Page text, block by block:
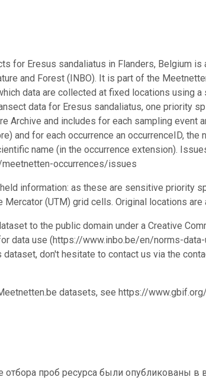
for Eresus sandaliatus in Flanders, Belgium
and Forest (INBO). It is part of the
data are collected at fixed locations using
data for Eresus sandaliatus, one priority
Archive and includes for each sampling event
and for each occurrence an occurrenceID,
name (in the occurrence extension).
occurrences/issues
information: as these are sensitive priority
Mercator (UTM) grid cells. Original locations are
to the public domain under a Creative
data use (https://www.inbo.be/en/norms-
don't hesitate to contact us via the
datasets, see https://
проб ресурса были опубликованы в